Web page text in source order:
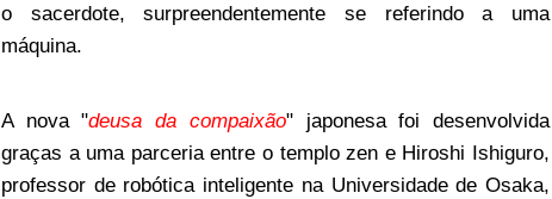
o sacerdote, surpreendentemente se referindo a uma
máquina.
A nova "deusa da compaixão" japonesa foi desenvolvida
graças a uma parceria entre o templo zen e Hiroshi Ishiguro,
professor de robótica inteligente na Universidade de Osaka,